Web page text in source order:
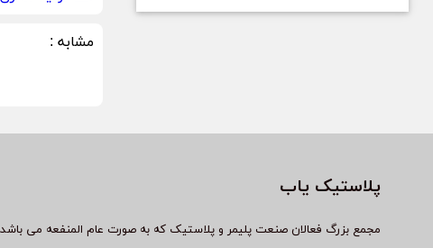
مشابه :
پلاستیک یاب
مجمع بزرگ فعالان صنعت پلیمر و پلاستیک که به صورت عام المنفعه می